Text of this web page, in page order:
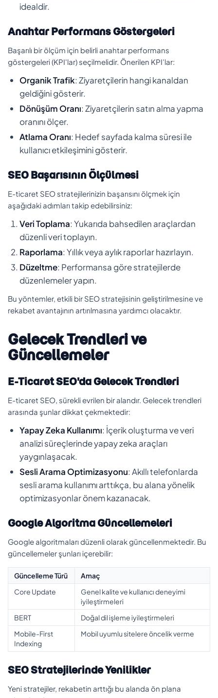
idealdir.
Anahtar Performans Göstergeleri
Başarılı bir ölçüm için belirli anahtar performans
göstergeleri (KPI'lar) seçilmelidir. Önerilen KPI’lar:
Organik Trafik: Ziyaretçilerin hangi kanaldan
geldiğini gösterir.
Dönüşüm Oranı: Ziyaretçilerin satın alma yapma
oranını ölçer.
Atlama Oranı: Hedef sayfada kalma süresi ile
kullanıcı etkileşimini gösterir.
SEO Başarısının Ölçülmesi
E-ticaret SEO stratejilerinizin başarısını ölçmek için
aşağıdaki adımları takip edebilirsiniz:
Veri Toplama: Yukarıda bahsedilen araçlardan
düzenli veri toplayın.
Raporlama: Yıllık veya aylık raporlar hazırlayın.
Düzeltme: Performansa göre stratejilerde
düzenlemeler yapın.
Bu yöntemler, etkili bir SEO stratejisinin geliştirilmesine ve
rekabet avantajının artırılmasına yardımcı olacaktır.
Gelecek Trendleri ve
Güncellemeler
E-Ticaret SEO'da Gelecek Trendleri
E-ticaret SEO, sürekli evrilen bir alandır. Gelecek trendleri
arasında şunlar dikkat çekmektedir:
Yapay Zeka Kullanımı: İçerik oluşturma ve veri
analizi süreçlerinde yapay zeka araçları
yaygınlaşacak.
Sesli Arama Optimizasyonu: Akıllı telefonlarda
sesli arama kullanımı arttıkça, bu alana yönelik
optimizasyonlar önem kazanacak.
Google Algoritma Güncellemeleri
Google algoritmaları düzenli olarak güncellenmektedir. Bu
güncellemeler şunları içerebilir:
Güncelleme Türü
Amaç
Core Update
Genel kalite ve kullanıcı deneyimi
iyileştirmeleri
BERT
Doğal dil işleme iyileştirmeleri
Mobile-First
Indexing
Mobil uyumlu sitelere öncelik verme
SEO Stratejilerinde Yenilikler
Yeni stratejiler, rekabetin arttığı bu alanda ön plana